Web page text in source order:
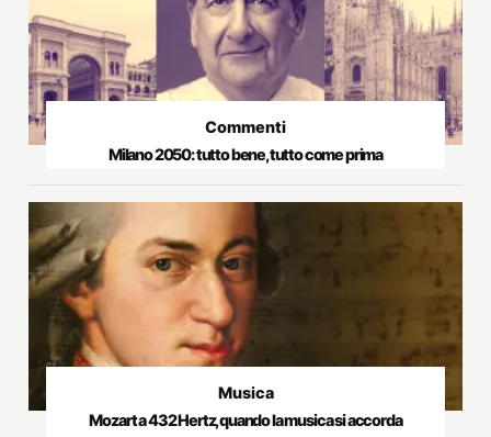
Commenti
Milano 2050: tutto bene, tutto come prima
Musica
Mozart a 432 Hertz, quando la musica si accorda